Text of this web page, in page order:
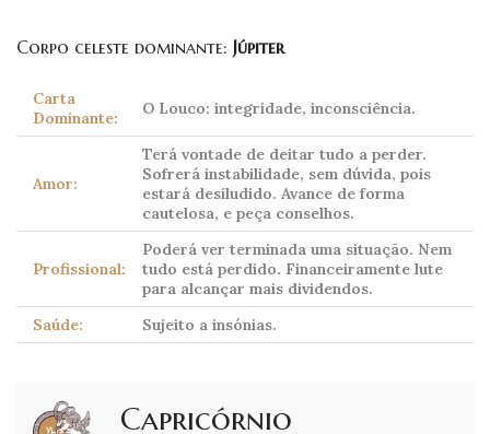
Corpo celeste dominante: Júpiter
Carta
Dominante:
O Louco: integridade, inconsciência.
Amor:
Terá vontade de deitar tudo a perder.
Sofrerá instabilidade, sem dúvida, pois
estará desiludido. Avance de forma
cautelosa, e peça conselhos.
Profissional:
Poderá ver terminada uma situação. Nem
tudo está perdido. Financeiramente lute
para alcançar mais dividendos.
Saúde:
Sujeito a insónias.
Capricórnio